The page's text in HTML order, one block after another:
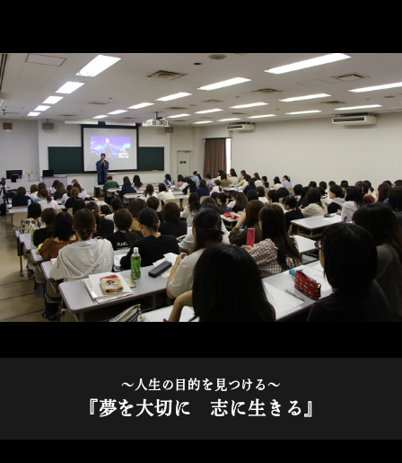
～人生の目的を見つける～
『夢を大切に 志に生きる』